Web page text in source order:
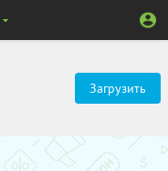
Загрузить